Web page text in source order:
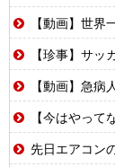
【動画】世界一過
【珍事】サッ
【動画】急病
【今はやってない】
先日エアコン